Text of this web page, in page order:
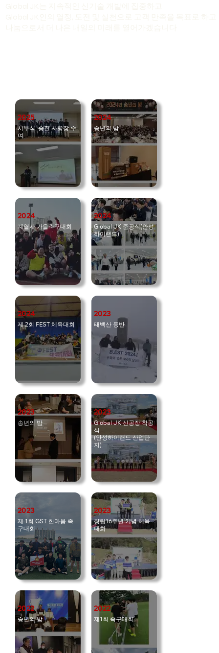
2025
시무식, 승진 사령장 수
여
2024
송년의 밤
2024
계열사 가을축구대회
2024
Global JK 준공식(안성
하이랜드)
2024
제 2회 FEST 체육대회
2023
태백산 등반
2023
송년의 밤
2023
Global JK 신공장 착공
식
(안성하이랜드 산업단
지)
2023
제 1회 GST 한마음 족
구대회
2023
챵립16주년 기념 체육
대회
2022
송년의 밤
2022
제1회 족구대회